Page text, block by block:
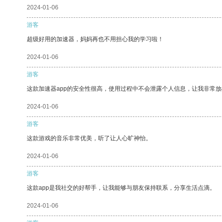
2024-01-06
游客
超级好用的加速器，妈妈再也不用担心我的学习啦！
2024-01-06
游客
这款加速器app的安全性很高，使用过程中不会泄露个人信息，让我非常
2024-01-06
游客
这款游戏的音乐非常优美，听了让人心旷神怡。
2024-01-06
游客
这款app是我社交的好帮手，让我能够与朋友保持联系，分享生活点滴。
2024-01-06